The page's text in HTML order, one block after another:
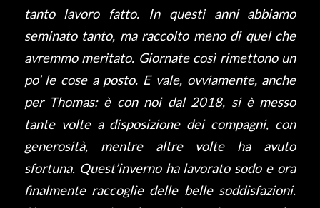
tanto lavoro fatto. In questi anni abbiamo
seminato tanto, ma raccolto meno di quel che
avremmo meritato. Giornate così rimettono un
po’ le cose a posto. E vale, ovviamente, anche
per Thomas: è con noi dal 2018, si è messo
tante volte a disposizione dei compagni, con
generosità, mentre altre volte ha avuto
sfortuna. Quest’inverno ha lavorato sodo e ora
finalmente raccoglie delle belle soddisfazioni.